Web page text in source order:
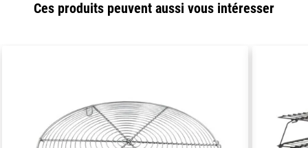
Ces produits peuvent aussi vous intéresser